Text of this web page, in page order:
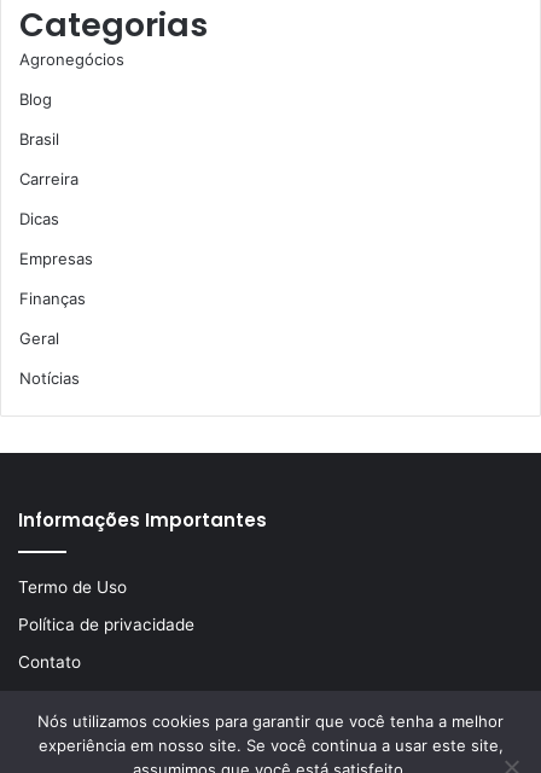
Categorias
Agronegócios
Blog
Brasil
Carreira
Dicas
Empresas
Finanças
Geral
Notícias
Informações Importantes
Termo de Uso
Política de privacidade
Contato
© Copyright 2026, Todos os direitos reservados | Desenvolvido
Nós utilizamos cookies para garantir que você tenha a melhor
experiência em nosso site. Se você continua a usar este site,